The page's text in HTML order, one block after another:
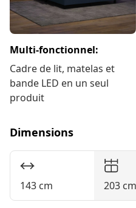
Multi-fonctionnel:
Cadre de lit, matelas et
bande LED en un seul
Dimensions